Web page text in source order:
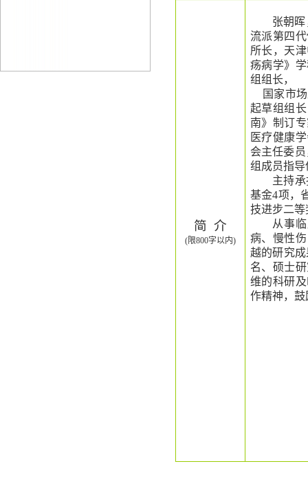
简 介
(限800字以内)
张朝
流派第四
所长 ， 天
疡病学》
组组长，
国家市场
起草组组长
南》制订
医疗健康
会主任委员
组成员指
主持
基金4项，
技进步二等
从事
病、慢性
越的研究成
名、硕士
维的科研
作精神，